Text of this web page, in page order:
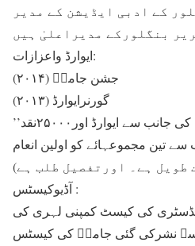
کے ادبی ایڈیشن کے مدیر
ایوارڈ واعزازات:
جشن جامیؔ (۲۰۱۴)
گورنرایوارڈ (۲۰۱۳)
جانب سے ایوارڈ اور۲۵۰۰۰نقد
تین مجموعہائے کو اولین انعام
آڈیوکیسٹس :
کی کیسٹ کمپنی لہری کی
نشرکی گئی جامیؔ کی کیسٹس